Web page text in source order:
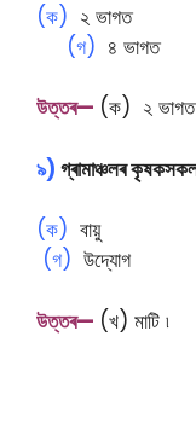
(ক) ২
(গ) ৪
উত্তৰ— (ক) ২ ভাগত
৯) গ্ৰামাঞ্চলৰ
(ক)
(গ)
উত্তৰ— (খ) মাটি ৷